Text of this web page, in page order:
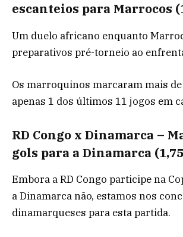
escanteios para Marrocos
Um duelo africano enquanto
preparativos pré-torneio ao
Os marroquinos marcaram mais
apenas 1 dos últimos 11 jogos em
RD Congo x Dinamarca –
gols para a Dinamarca
Embora a RD Congo participe na
a Dinamarca não, estamos nos
dinamarqueses para esta partida.